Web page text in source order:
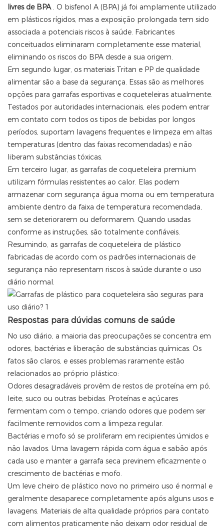
livres de BPA. O bisfenol A (BPA) já foi amplamente utilizado
em plásticos rígidos, mas a exposição prolongada tem sido
associada a potenciais riscos à saúde. Fabricantes
conceituados eliminaram completamente esse material,
eliminando os riscos do BPA desde a sua origem.
Em segundo lugar, os materiais Tritan e PP de qualidade
alimentar são a base da segurança. Essas são as melhores
opções para garrafas esportivas e coqueteleiras atualmente.
Testados por autoridades internacionais, eles podem entrar
em contato com todos os tipos de bebidas por longos
períodos, suportam lavagens frequentes e limpeza em altas
temperaturas (dentro das faixas recomendadas) e não
liberam substâncias tóxicas.
Em terceiro lugar, as garrafas de coqueteleira premium
utilizam fórmulas resistentes ao calor. Elas podem
armazenar com segurança água morna ou em temperatura
ambiente dentro da faixa de temperatura recomendada,
sem se deteriorarem ou deformarem. Quando usadas
conforme as instruções, são totalmente confiáveis.
Resumindo, as garrafas de coqueteleira de plástico
fabricadas de acordo com os padrões internacionais de
segurança não representam riscos à saúde durante o uso
diário normal.
Respostas para dúvidas comuns de saúde
No uso diário, a maioria das preocupações se concentra em
odores, bactérias e liberação de substâncias químicas. Os
fatos são claros, e esses problemas raramente estão
relacionados ao próprio plástico:
Odores desagradáveis ​​provêm de restos de proteína em pó,
leite, suco ou outras bebidas. Proteínas e açúcares
fermentam com o tempo, criando odores que podem ser
facilmente removidos com a limpeza regular.
Bactérias e mofo só se proliferam em recipientes úmidos e
não lavados. Uma lavagem rápida com água e sabão após
cada uso e manter a garrafa seca previnem eficazmente o
crescimento de bactérias e mofo.
Um leve cheiro de plástico novo no primeiro uso é normal e
geralmente desaparece completamente após alguns usos e
lavagens. Materiais de alta qualidade próprios para contato
com alimentos praticamente não deixam odor residual de